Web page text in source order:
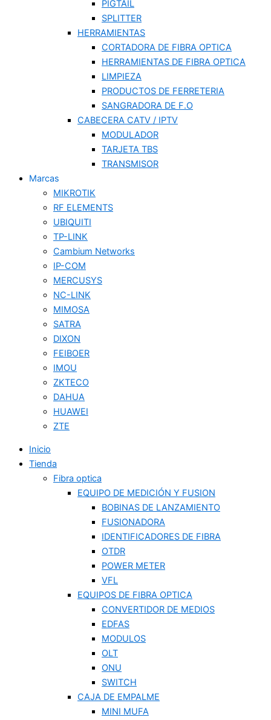
PIGTAIL
SPLITTER
HERRAMIENTAS
CORTADORA DE FIBRA OPTICA
HERRAMIENTAS DE FIBRA OPTICA
LIMPIEZA
PRODUCTOS DE FERRETERIA
SANGRADORA DE F.O
CABECERA CATV / IPTV
MODULADOR
TARJETA TBS
TRANSMISOR
Marcas
MIKROTIK
RF ELEMENTS
UBIQUITI
TP-LINK
Cambium Networks
IP-COM
MERCUSYS
NC-LINK
MIMOSA
SATRA
DIXON
FEIBOER
IMOU
ZKTECO
DAHUA
HUAWEI
ZTE
Inicio
Tienda
Fibra optica
EQUIPO DE MEDICIÓN Y FUSION
BOBINAS DE LANZAMIENTO
FUSIONADORA
IDENTIFICADORES DE FIBRA
OTDR
POWER METER
VFL
EQUIPOS DE FIBRA OPTICA
CONVERTIDOR DE MEDIOS
EDFAS
MODULOS
OLT
ONU
SWITCH
CAJA DE EMPALME
MINI MUFA